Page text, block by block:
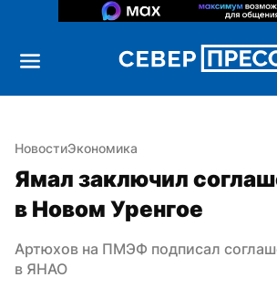
НовостиЭкономика
Ямал заключил
в Новом Уренгое
Артюхов на ПМЭФ подписал
в ЯНАО